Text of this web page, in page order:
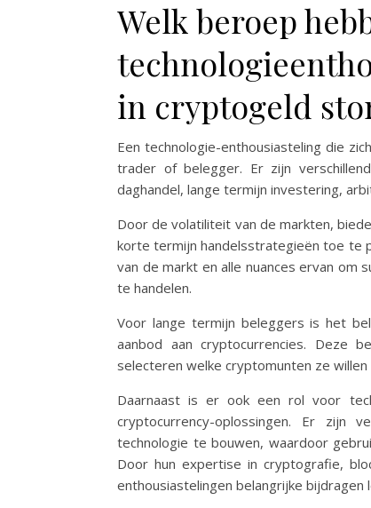
Welk beroep
in cryptogeld
Een technologie-enthousiasteling die
trader of belegger. Er zijn
daghandel, lange termijn investering,
Door de volatiliteit van de markten,
korte termijn handelsstrategieën toe te
van de markt en alle nuances ervan om
te handelen.
Voor lange termijn beleggers is het
aanbod aan cryptocurrencies. Deze
selecteren welke cryptomunten ze willen
Daarnaast is er ook een rol voor
cryptocurrency-oplossingen. Er zijn
technologie te bouwen, waardoor
Door hun expertise in cryptografie,
enthousiastelingen belangrijke